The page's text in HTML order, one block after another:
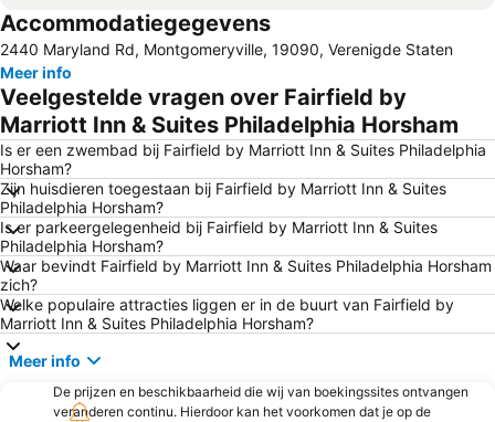
East Passyunk Crossing
Sesame Place
Chestnut Street
New Jersey State House
Wings Field
Northeast Philadelphia Airport
Belmont Village
Parkside
Rocky Statue and Steps
Benjamin Franklin Parkway
Pennsylvania Convention Center
Chinatown
West Philadelphia
University of Pennsylvania Museum of Archaeology and Anthropology
Valley Forge National Historical Park
Accommodatiegegevens
2440 Maryland Rd, Montgomeryville, 19090, Verenigde Staten
Meer info
Veelgestelde vragen over Fairfield by
Marriott Inn & Suites Philadelphia Horsham
Is er een zwembad bij Fairfield by Marriott Inn & Suites Philadelphia
Horsham?
Zijn huisdieren toegestaan bij Fairfield by Marriott Inn & Suites
Philadelphia Horsham?
Is er parkeergelegenheid bij Fairfield by Marriott Inn & Suites
Philadelphia Horsham?
Waar bevindt Fairfield by Marriott Inn & Suites Philadelphia Horsham
zich?
Welke populaire attracties liggen er in de buurt van Fairfield by
Marriott Inn & Suites Philadelphia Horsham?
Meer info
De prijzen en beschikbaarheid die wij van boekingssites ontvangen
veranderen continu. Hierdoor kan het voorkomen dat je op de